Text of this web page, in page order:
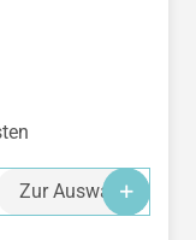
Zur Auswahl